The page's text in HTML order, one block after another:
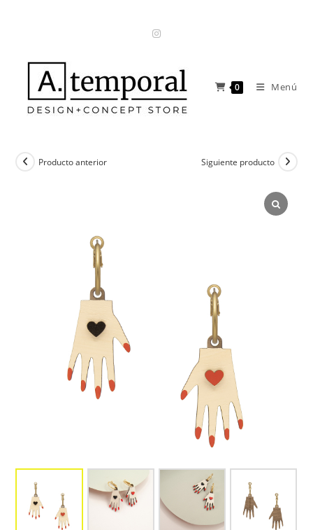
0 Menú
Producto anterior Siguiente producto